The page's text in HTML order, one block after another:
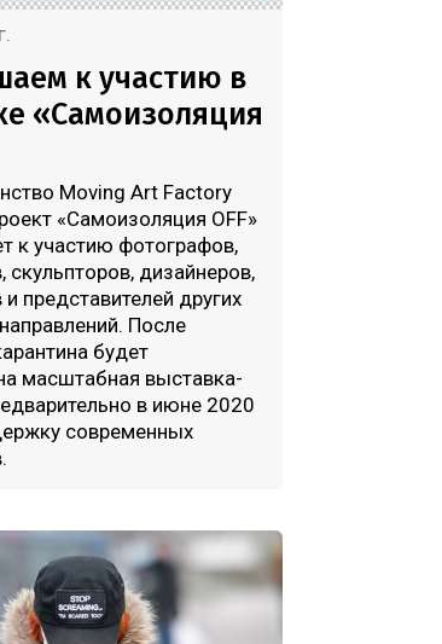
к участию в
«Самоизоляция
Moving Art Factory
«Самоизоляция OFF»
к участию фотографов,
скульпторов, дизайнеров,
представителей других
После
будет
масштабная выставка-
в июне 2020
современных